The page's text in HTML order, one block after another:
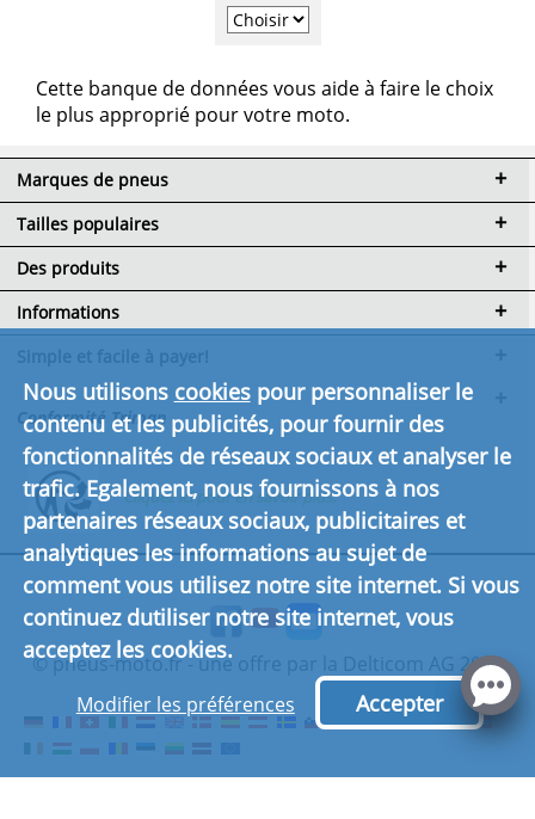
Cette banque de données vous aide à faire le choix
le plus approprié pour votre moto.
Marques de pneus
Tailles populaires
Des produits
Informations
Les conditions de paiement
Inscription partenaire de
Conformité Triman
Cliquez ici pour en savoir plus.
© pneus-moto.fr - une offre par la Delticom AG 2026
Nous utilisons cookiespour personnaliser le
contenu et les publicités, pour fournir des
fonctionnalités de réseaux sociaux et analyser le
trafic. Egalement, nous fournissons à nos
partenaires réseaux sociaux, publicitaires et
analytiques les informations au sujet de
comment vous utilisez notre site internet. Si vous
continuez dutiliser notre site internet, vous
acceptez les cookies.
Modifier les préférences Accepter